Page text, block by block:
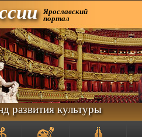
Ярославский
портал
развития культуры